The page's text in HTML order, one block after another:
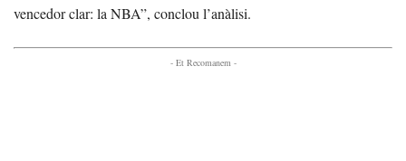
vencedor clar: la NBA”, conclou l’anàlisi.
- Et Recomanem -